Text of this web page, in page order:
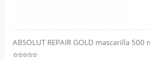
ABSOLUT REPAIR GOLD mascarilla 500